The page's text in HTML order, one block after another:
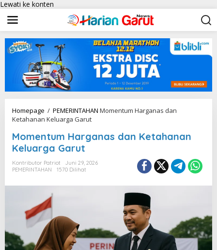
Lewati ke konten
Homepage / PEMERINTAHAN Momentum Harganas dan
Ketahanan Keluarga Garut
Momentum Harganas dan Ketahanan
Keluarga Garut
Kontributor Patriot
Juni 29, 2026
PEMERINTAHAN
1570 Dilihat